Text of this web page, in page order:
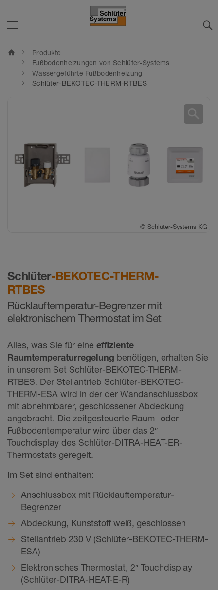
home
Produkte
Fußbodenheizungen von Schlüter-Systems
Wassergeführte Fußbodenheizung
Schlüter-BEKOTEC-THERM-RTBES
Schlüter-BEKOTEC-THERM-
RTBES
Rücklauftemperatur-Begrenzer mit
elektronischem Thermostat im Set
Alles, was Sie für eine effiziente
Raumtemperaturregelung benötigen, erhalten Sie
in unserem Set Schlüter-BEKOTEC-THERM-
RTBES. Der Stellantrieb Schlüter-BEKOTEC-
THERM-ESA wird in der der Wandanschlussbox
mit abnehmbarer, geschlossener Abdeckung
angebracht. Die zeitgesteuerte Raum- oder
Fußbodentemperatur wird über das 2″
Touchdisplay des Schlüter-DITRA-HEAT-ER-
Thermostats geregelt.
Im Set sind enthalten:
Anschlussbox mit Rücklauftemperatur-
Begrenzer
Abdeckung, Kunststoff weiß, geschlossen
Stellantrieb 230 V (Schlüter-BEKOTEC-THERM-
ESA)
Elektronisches Thermostat, 2″ Touchdisplay
(Schlüter-DITRA-HEAT-E-R)
© Schlüter-Systems KG